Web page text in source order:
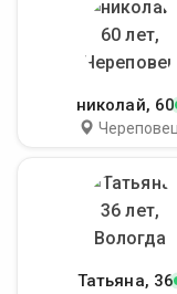
николай, 60
Череповец
Татьяна, 36